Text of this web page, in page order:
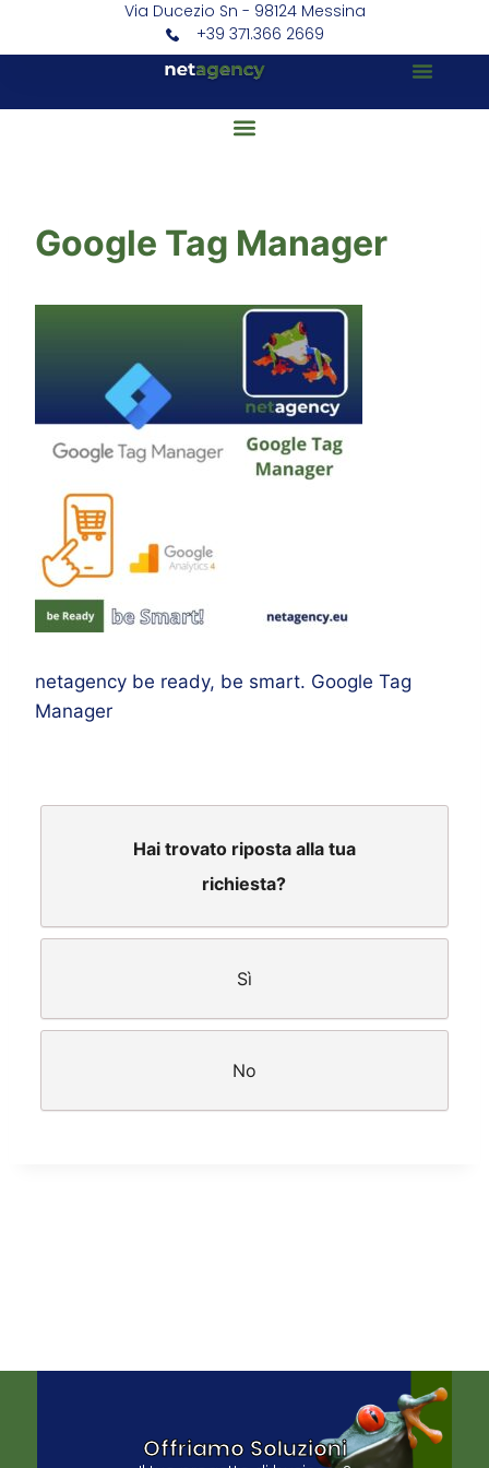
Via Ducezio Sn - 98124 Messina
+39 371.366 2669
Google Tag Manager
netagency be ready, be smart. Google Tag
Manager
Hai trovato riposta alla tua
richiesta?
Sì
No
Offriamo Soluzioni